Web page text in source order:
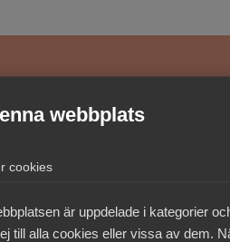
webbplats
cookies
är uppdelade i kategorier
till alla cookies eller vissa av dem.